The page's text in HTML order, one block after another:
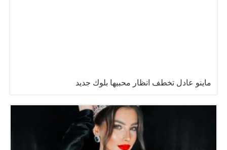
ماينو عادل تخطف انظار محبيها بلوك جديد